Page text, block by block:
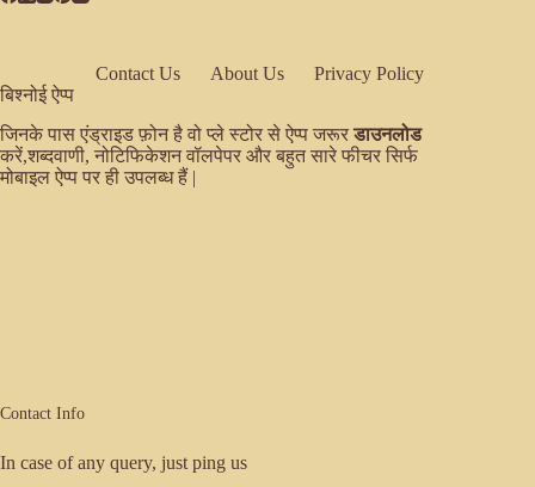
Contact Us About Us
Privacy Policy
बिश्नोई ऐप्प
जिनके पास एंड्राइड फ़ोन है वो प्ले स्टोर से ऐप्प जरूरडाउनलोड
करें,शब्दवाणी, नोटिफिकेशन वॉलपेपर और बहुत सारे फीचर सिर्फ
मोबाइल ऐप्प पर ही उपलब्ध हैं |
Contact Info
In case of any query, just ping us